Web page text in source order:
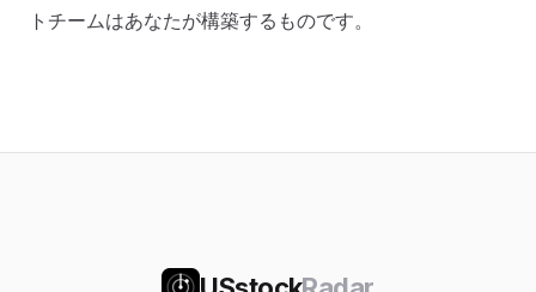
トチームはあなたが構築するものです。